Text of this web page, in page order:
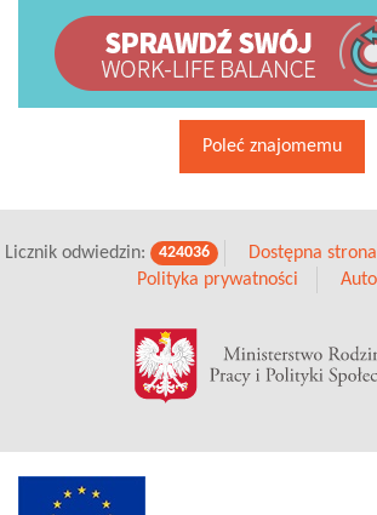
Poleć znajomemu
Licznik odwiedzin: 424036 Dostępna strona
Polityka prywatności